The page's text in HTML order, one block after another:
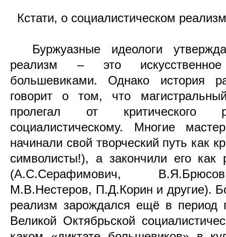
Кстати, о социалистическом
Буржуазные идеологи
реализм – это искусственное
большевиками. Однако история
говорит о том, что
пролегал от критического
социалистическому. Многие
начинали свой творческий путь как
символисты!), а закончили его как
(А.С.Серафимович,
М.В.Нестеров, П.Д.Корин и другие).
реализм зарождался ещё в период
Великой Октябрьской